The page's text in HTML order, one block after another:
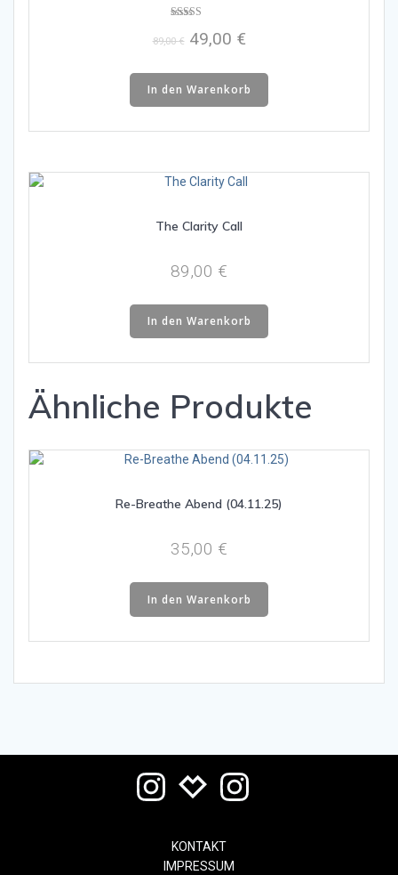
5.00
von 5
89,00€ Ursprünglicher
war:
89,00 €
49,00 €Aktueller
ist:
49,00 €.
In den Warenkorb
The Clarity Call
89,00 €
In den Warenkorb
Ähnliche Produkte
Re-Breathe Abend (04.11.25)
35,00 €
In den Warenkorb
KONTAKT
IMPRESSUM